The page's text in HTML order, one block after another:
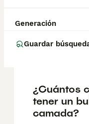
Generación
Guardar
Frances en
1018€, aunque
según factores
reputación del
¿Cuántos
tener un
camada?